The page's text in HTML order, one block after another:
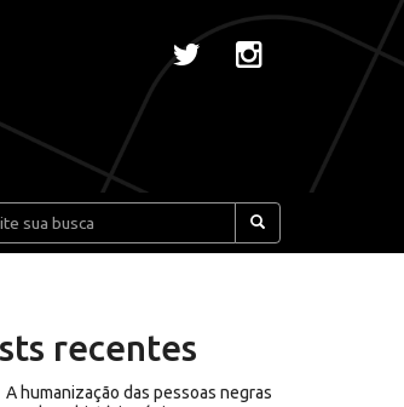
Pesquisar:
recentes
A humanização das pessoas negras